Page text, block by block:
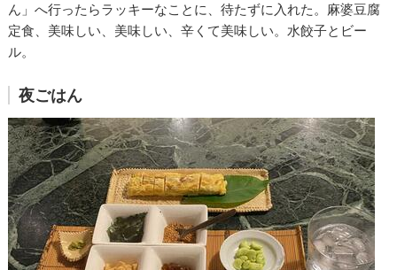
ん」へ行ったらラッキーなことに、待たずに入れた。麻婆豆腐
定食、美味しい、美味しい、辛くて美味しい。水餃子とビー
ル。
夜ごはん